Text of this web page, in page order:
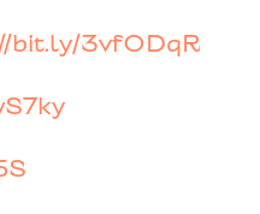
bit.ly/3vfODqR